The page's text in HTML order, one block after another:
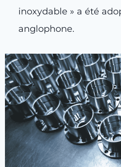
inoxydable » a été
anglophone.